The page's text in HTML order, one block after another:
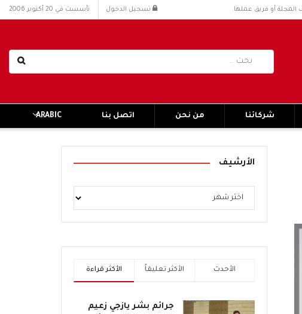
المجلة أو فريق عملها. تسجيل الدخول تأسست في 20 أكتوبر 2006
شركائنا من نحن اتصل بنا ARABIC
الأرشيف
الأكثر قراءة الأكثر تعليقاً الأحدث
جرائم بشر يازجي زعيم